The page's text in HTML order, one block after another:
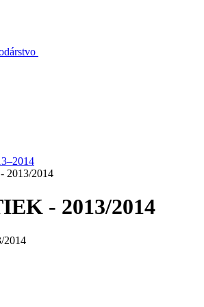
2013/2014
- 2013/2014
2014